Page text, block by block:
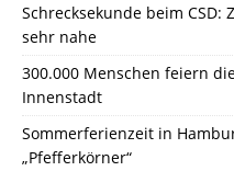
Schrecksekunde beim CSD:
sehr nahe
300.000 Menschen feiern
Innenstadt
Sommerferienzeit in
„Pfefferkörner“